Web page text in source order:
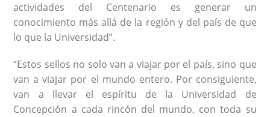
actividades del Centenario es generar un
conocimiento más allá de la región y del país de que
lo que la Universidad”.
“Estos sellos no solo van a viajar por el país, sino que
van a viajar por el mundo entero. Por consiguiente,
van a llevar el espíritu de la Universidad de
Concepción a cada rincón del mundo, con toda su